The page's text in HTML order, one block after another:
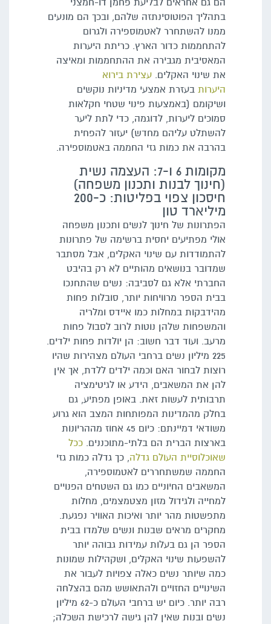
הם גם אחראים לבליעת פחמן דו-חמצני
בתהליך הפוטוסינתזה שלהם, ובכך הם מונעים
ממנו להשתחרר לאטמוספירה ולגרום
להתחממות כדור הארץ. כריתת היערות
המאסיבית מגבירה את ההתחממות ומאיצה
את שינוי האקלים. עצירת בירוא
היערות בעזרת אמצעי מדיניות נוקשים
ושיקומם (באמצעות פינוי שטחי חקלאות
סמוכים ליערות, לדוגמה, כדי לתת ליער
להשתלט עליהם מחדש) יעזור להפחית
בהרבה את כמות גזי החממה באטמוספירה.
מקומות 6 ו-7: העצמה נשית
(חינוך לבנות ותכנון משפחה)
חיסכון צפוי בפליטות: כ-200
מיליארד טון
הפתרונות של חינוך לנשים ותכנון משפחה
אולי מפתיעים יחסית ברשימה של פתרונות
להתמודדות עם שינוי האקלים, אבל מסתבר
שמדובר בנושאים מהותיים לא רק בהיבט
החברתי אלא גם לסביבה: נשים שהתחנכו
בבית הספר מרוויחות יותר, סובלות פחות
מהידבקות במחלות כמו איידס ומלריה
והמשפחות שלהן נוטות לרוב לסבול פחות
מרעב. ועוד דבר חשוב: הן יולדות פחות ילדים.
225 מיליון נשים ברחבי העולם מצהירות שהיו
רוצות לבחור האם וכמה ילדים ללדת, אך אין
להן את המשאבים, הידע או לגיטימציה
תרבותית לעשות זאת. באופן מפתיע, גם
בחלק מהמדינות המפותחות המצב הוא גרוע
משודאי דמיינתם: כיום 45 אחוז מההריונות
בארצות הברית הם בלתי-מתוכננים. ככל
שאוכלוסיית העולם גדלה, כך גדלה כמות גזי
החממה שמשתחררים לאטמוספירה,
המשאבים החיוניים כמו גם השטחים הפנויים
למחייה ולגידול מזון מצטמצמים, מחלות
מתפשטות מהר יותר ואיכות האוויר נפגעת.
מחקרים מראים שבנות ונשים שלמדו בבית
הספר הן גם בעלות עמידות גבוהה יותר
להשפעות שינוי האקלים, ושקהילות שמונות
כמה שיותר נשים כאלה צפויות לעבור את
השינויים החזויים ולהתאושש מהם בהצלחה
רבה יותר. כיום יש ברחבי העולם כ-62 מיליון
נשים ובנות שאין להן גישה לרכישת השכלה;